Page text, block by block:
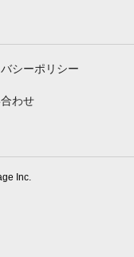
シーポリシー
わせ
Inc.